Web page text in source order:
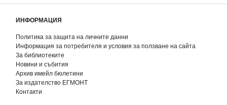
ИНФОРМАЦИЯ
Политика за защита на личните данни
Информация за потребителя и условия за ползване на сайта
За библиотеките
Новини и събития
Архив имейл бюлетини
За издателство ЕГМОНТ
Контакти